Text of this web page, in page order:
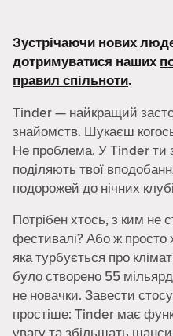
Зустрічаючи нових
дотримуватися наших
правил спільноти.
Tinder — найкращий
знайомств. Шукаєш
Не проблема. У Tinder
поділяють твої
подорожей до нічних
Потрібен хтось, з ким не
фестивалі? Або ж
яка турбується про
було створено 55
не новачки. Завести
простіше: Tinder має